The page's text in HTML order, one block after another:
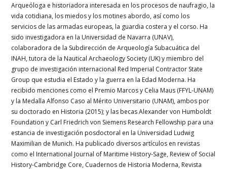
Arqueóloga e historiadora interesada en los procesos de naufragio, la
vida cotidiana, los miedos y los motines abordo, así como los
servicios de las armadas europeas, la guardia costera y el corso. Ha
sido investigadora en la Universidad de Navarra (UNAV),
colaboradora de la Subdirección de Arqueología Subacuática del
INAH, tutora de la Nautical Archaeology Society (UK) y miembro del
grupo de investigación internacional Red Imperial Contractor State
Group que estudia el Estado y la guerra en la Edad Moderna. Ha
recibido menciones como el Premio Marcos y Celia Maus (FFYL-UNAM)
y la Medalla Alfonso Caso al Mérito Universitario (UNAM), ambos por
su doctorado en Historia (2015); y las becas Alexander von Humboldt
Foundation y Carl Friedrich von Siemens Research Fellowship para una
estancia de investigación posdoctoral en la Universidad Ludwig
Maximilian de Munich. Ha publicado diversos artículos en revistas
como el International Journal of Maritime History-Sage, Review of Social
History-Cambridge Core, Cuadernos de Historia Moderna, Revista